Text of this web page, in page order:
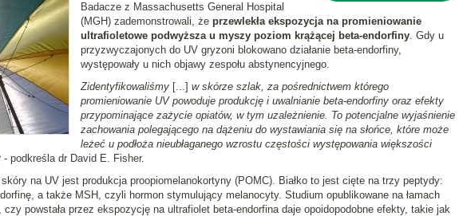
Badacze z Massachusetts General Hospital
(MGH) zademonstrowali, że przewlekła ekspozycja na promieniowanie
ultrafioletowe podwyższa u myszy poziom krążącej beta-endorfiny. Gdy u
przyzwyczajonych do UV gryzoni blokowano działanie beta-endorfiny,
występowały u nich objawy zespołu abstynencyjnego.
Zidentyfikowaliśmy[...] w skórze szlak, za pośrednictwem którego
promieniowanie UV powoduje produkcję i uwalnianie beta-endorfiny oraz efekty
przypominające zażycie opiatów, w tym uzależnienie. To potencjalne wyjaśnienie
zachowania polegającego na dążeniu do wystawiania się na słońce, które może
leżeć u podłoża nieubłaganego wzrostu częstości występowania większości
- podkreśla dr David E. Fisher.
na UV jest produkcja proopiomelanokortyny (POMC). Białko to jest cięte na trzy peptydy:
a także MSH, czyli hormon stymulujący melanocyty. Studium opublikowane na łamach
czy powstała przez ekspozycję na ultrafiolet beta-endorfina daje opoidopodobne efekty, takie jak